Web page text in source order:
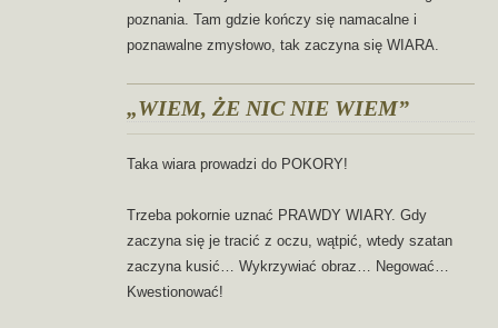
poznania. Tam gdzie kończy się namacalne i
poznawalne zmysłowo, tak zaczyna się WIARA.
„WIEM, ŻE NIC NIE WIEM”
Taka wiara prowadzi do POKORY!
Trzeba pokornie uznać PRAWDY WIARY. Gdy
zaczyna się je tracić z oczu, wątpić, wtedy szatan
zaczyna kusić… Wykrzywiać obraz… Negować…
Kwestionować!